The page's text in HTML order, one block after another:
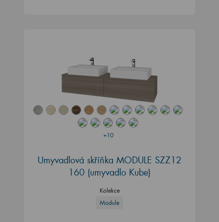
+10
Umyvadlová skříňka MODULE SZZ12
160 (umyvadlo Kube)
Kolekce
Module